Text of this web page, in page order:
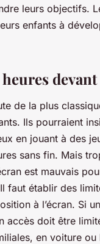
•2 min de lecture
leurs objectifs.
enfants à
de la plus
Ils pourraient
en jouant à des
sans fin. Mais
est mauvais
faut établir des
à l’écran. Si
accès doit être
en voiture